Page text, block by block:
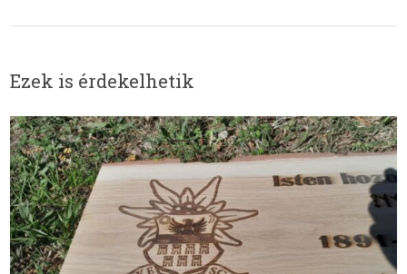
Ezek is érdekelhetik